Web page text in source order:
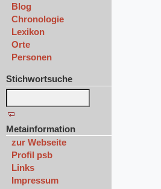
Blog
Chronologie
Lexikon
Orte
Personen
Stichwortsuche
Metainformation
zur Webseite
Profil psb
Links
Impressum